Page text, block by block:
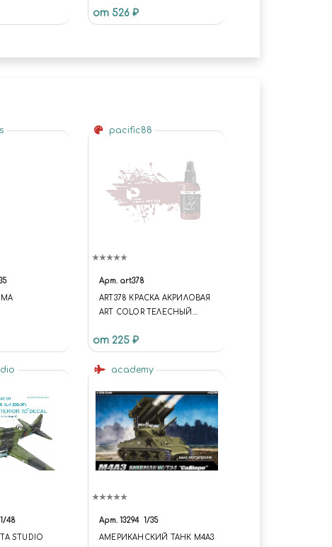
ПРЕДМЕТОВ JAS 4012
от 526 ₽
pacific88
Арт. art378
ART378 КРАСКА АКРИЛОВАЯ
ART COLOR ТЕЛЕСНЫЙ
от 225 ₽
1/48
STUDIO
academy
Арт. 13294 1/35
АМЕРИКАНСКИЙ ТАНК M4A3